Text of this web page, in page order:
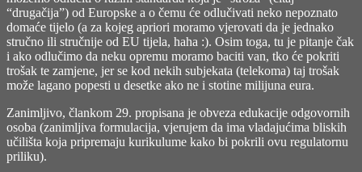
“drugačija”) od Europske a o čemu će odlučivati neko nepoznato
domaće tijelo (a za kojeg apriori moramo vjerovati da je jednako
stručno ili stručnije od EU tijela, haha :). Osim toga, tu je pitanje čak
i ako odlučimo da neku opremu moramo baciti van, tko će pokriti
trošak te zamjene, jer se kod nekih subjekata (telekoma) taj trošak
može lagano popesti u desetke ako ne i stotine milijuna eura.
Zanimljivo, člankom 29. propisana je obveza edukacije odgovornih
osoba (zanimljiva formulacija, vjerujem da ima vladajućima bliskih
učilišta koja pripremaju kurikulume kako bi pokrili ovu regulatornu
priliku).